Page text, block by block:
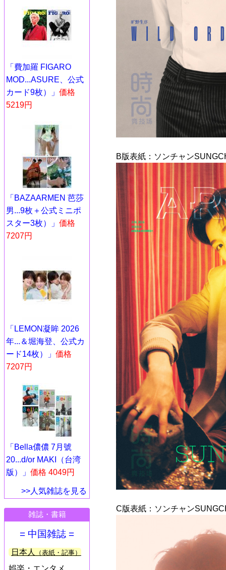
「費加羅 FIGARO
MOD...ASURE、公式
カード9枚）」 価格
5219円
「BAZAARMEN 芭莎
男...9枚＋公式ミニポ
スター3枚）」 価格
7207円
「LEMON凝眸 2026
年...＆堀海登、公式カ
ード14枚）」 価格
7207円
「Bella儂儂 7月號
20...d/or MAKI（台湾
版）」 価格 4049円
>>人気雑誌を見る
雑誌・書籍
= 中国雑誌 =
日本人 （表紙・記事）
娯楽・エンタメ
B版表紙：ソンチャン
C版表紙：ソンチャン